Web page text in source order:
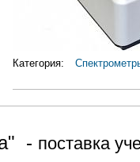
Категория:
- поставка